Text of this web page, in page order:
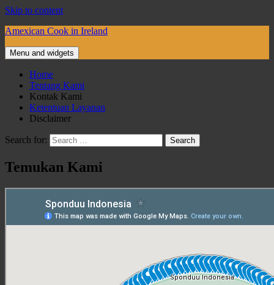
Skip to content
Amexican Cook in Ireland
Menu and widgets
Home
Tentang Kami
Kontak Kami
Ketentuan Layanan
Disclaimer
Search for:
Temukan Kami